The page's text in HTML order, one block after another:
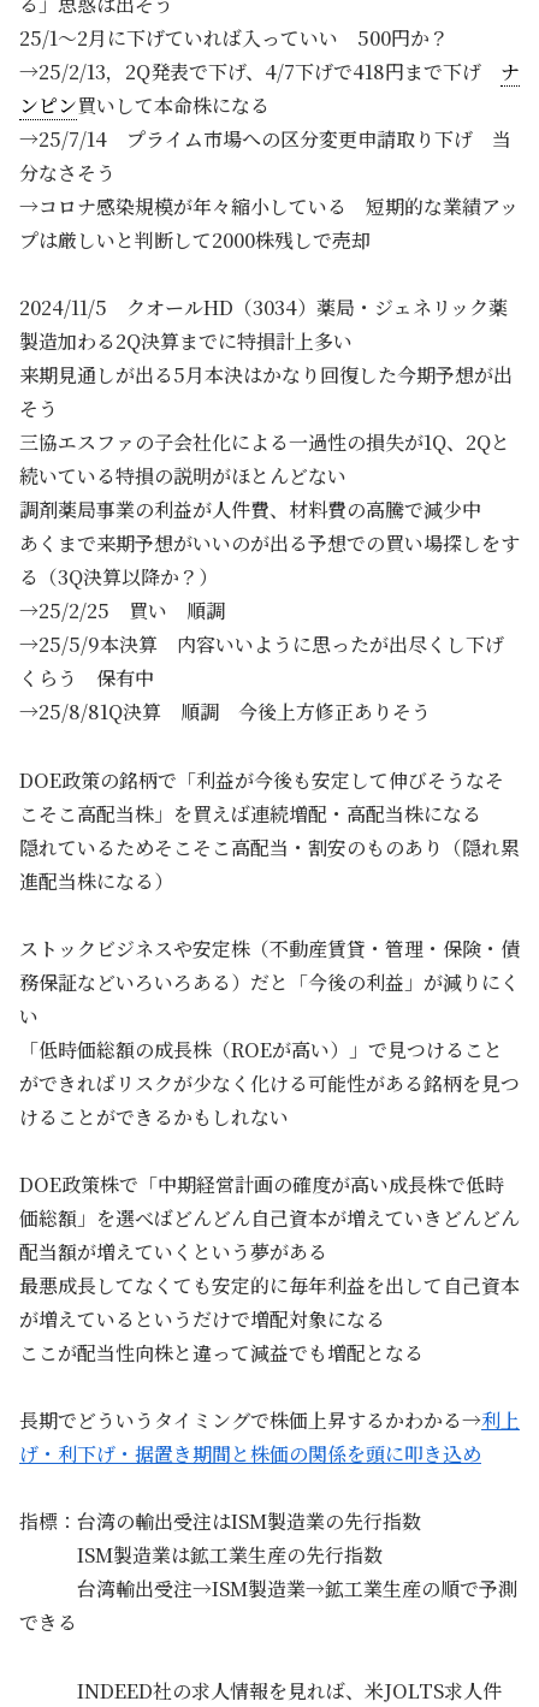
25/1～2月に下げていれば入っていい 500円か？
→25/2/13，2Q発表で下げ、4/7下げで418円まで下げ ナ
ンピン買いして本命株になる
→25/7/14 プライム市場への区分変更申請取り下げ 当
分なさそう
→コロナ感染規模が年々縮小している 短期的な業績アッ
プは厳しいと判断して2000株残しで売却
2024/11/5 クオールHD（3034）薬局・ジェネリック薬
製造加わる2Q決算までに特損計上多い
来期見通しが出る5月本決はかなり回復した今期予想が出
そう
三協エスファの子会社化による一過性の損失が1Q、2Qと
続いている特損の説明がほとんどない
調剤薬局事業の利益が人件費、材料費の高騰で減少中
あくまで来期予想がいいのが出る予想での買い場探しをす
る（3Q決算以降か？）
→25/2/25 買い 順調
→25/5/9本決算 内容いいように思ったが出尽くし下げ
くらう 保有中
→25/8/81Q決算 順調 今後上方修正ありそう
DOE政策の銘柄で「利益が今後も安定して伸びそうなそ
こそこ高配当株」を買えば連続増配・高配当株になる
隠れているためそこそこ高配当・割安のものあり（隠れ累
進配当株になる）
ストックビジネスや安定株（不動産賃貸・管理・保険・債
務保証などいろいろある）だと「今後の利益」が減りにく
い
「低時価総額の成長株（ROEが高い）」で見つけること
ができればリスクが少なく化ける可能性がある銘柄を見つ
けることができるかもしれない
DOE政策株で「中期経営計画の確度が高い成長株で低時
価総額」を選べばどんどん自己資本が増えていきどんどん
配当額が増えていくという夢がある
最悪成長してなくても安定的に毎年利益を出して自己資本
が増えているというだけで増配対象になる
ここが配当性向株と違って減益でも増配となる
長期でどういうタイミングで株価上昇するかわかる→利上
げ・利下げ・据置き期間と株価の関係を頭に叩き込め
指標：台湾の輸出受注はISM製造業の先行指数
ISM製造業は鉱工業生産の先行指数
台湾輸出受注→ISM製造業→鉱工業生産の順で予測
できる
INDEED社の求人情報を見れば、米JOLTS求人件